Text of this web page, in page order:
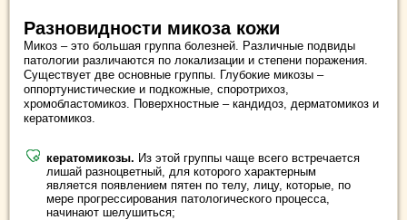
Разновидности микоза кожи
Микоз – это большая группа болезней. Различные подвиды
патологии различаются по локализации и степени поражения.
Существует две основные группы. Глубокие микозы –
оппортунистические и подкожные, споротрихоз,
хромобластомикоз. Поверхностные – кандидоз, дерматомикоз и
кератомикоз.
кератомикозы. Из этой группы чаще всего встречается
лишай разноцветный, для которого характерным
является появлением пятен по телу, лицу, которые, по
мере прогрессирования патологического процесса,
начинают шелушиться;